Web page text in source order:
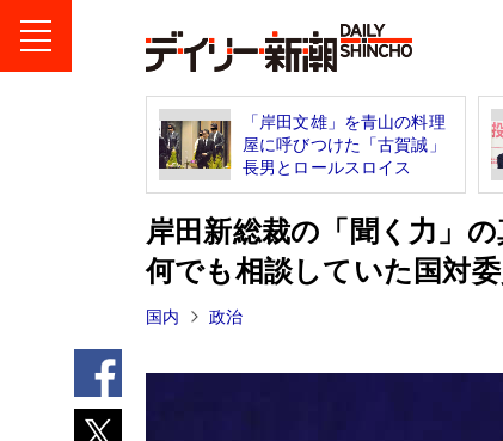
「岸田文雄」を青山の料理
屋に呼びつけた「古賀誠」
長男とロールスロイス
岸田新総裁の「聞く力」
何でも相談していた国対
国内 政治